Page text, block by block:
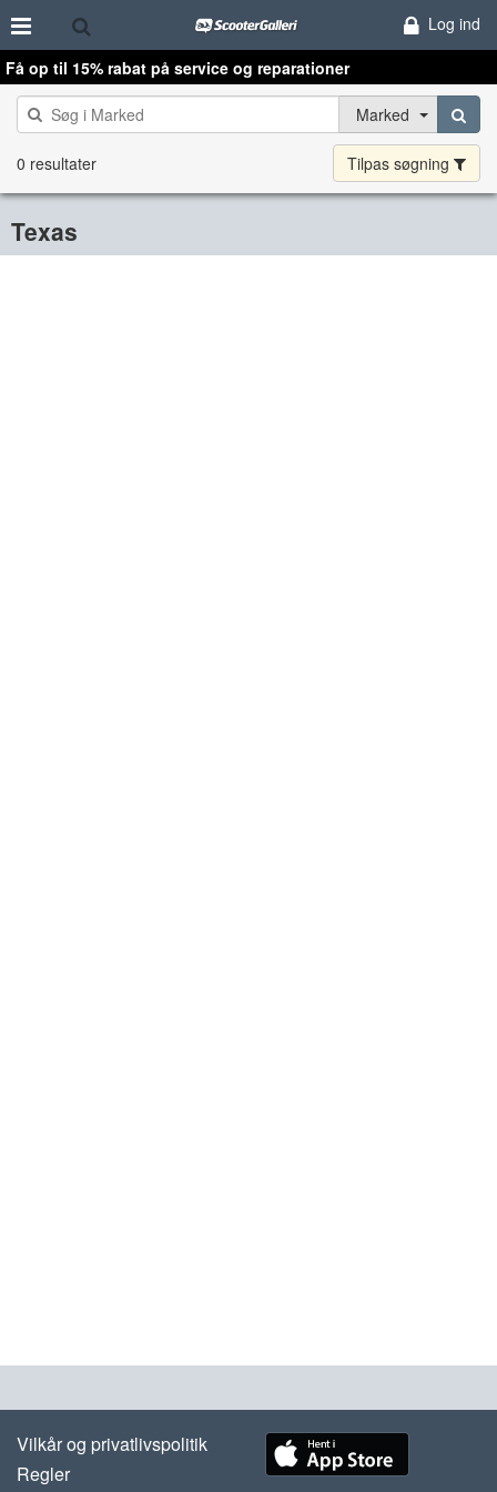
Log ind
Få op til 15% rabat på service og reparationer
Marked
0 resultater Tilpas søgning
Texas
Vilkår og privatlivspolitik
Regler